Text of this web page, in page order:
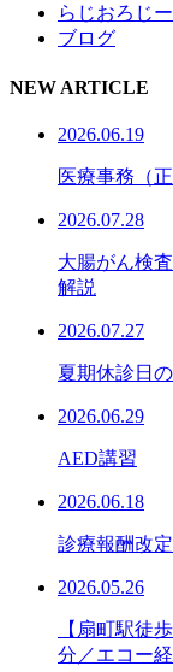
らじおろじ
ブログ
NEW ARTICLE
2026.06.19
医療事務（
2026.07.28
大腸がん検
解説
2026.07.27
夏期休診日
2026.06.29
AED講習
2026.06.18
診療報酬改
2026.05.26
【扇町駅徒
分／エコー